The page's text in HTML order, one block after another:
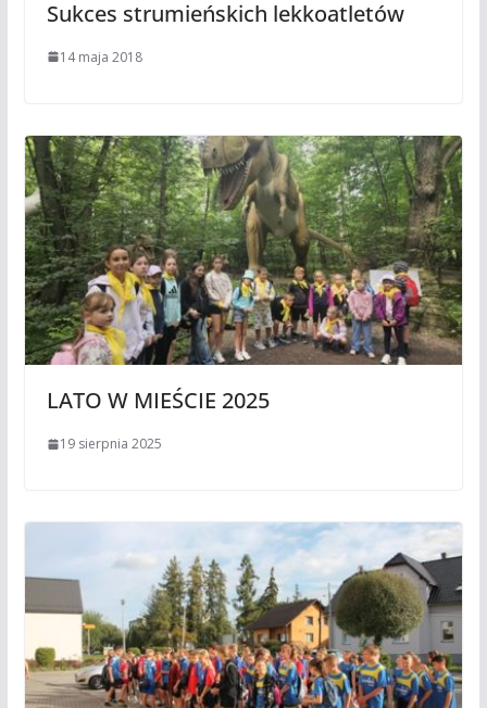
Sukces strumieńskich lekkoatletów
14 maja 2018
LATO W MIEŚCIE 2025
19 sierpnia 2025